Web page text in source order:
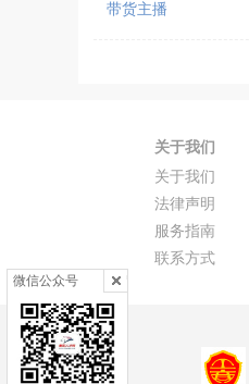
带货主播
关于我们
关于我们
法律声明
服务指南
联系方式
微信公众号